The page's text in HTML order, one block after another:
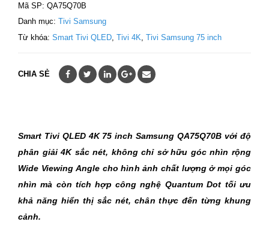
Mã SP: QA75Q70B
Danh mục: Tivi Samsung
Từ khóa: Smart Tivi QLED Tivi 4K Tivi Samsung 75 inch
CHIA SẺ
Smart Tivi QLED 4K 75 inch Samsung QA75Q70B với độ
phân giải 4K sắc nét, không chỉ sở hữu góc nhìn rộng
Wide Viewing Angle cho hình ảnh chất lượng ở mọi góc
nhìn mà còn tích hợp công nghệ Quantum Dot tối ưu
khả năng hiển thị sắc nét, chân thực đến từng khung
cảnh.